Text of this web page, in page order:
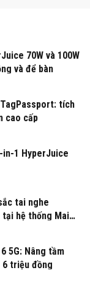
70W và 100W
và để bàn
tích
cao cấp
in-1 HyperJuice
tai nghe
tại hệ thống Mai
5G: Nâng tầm
triệu đồng